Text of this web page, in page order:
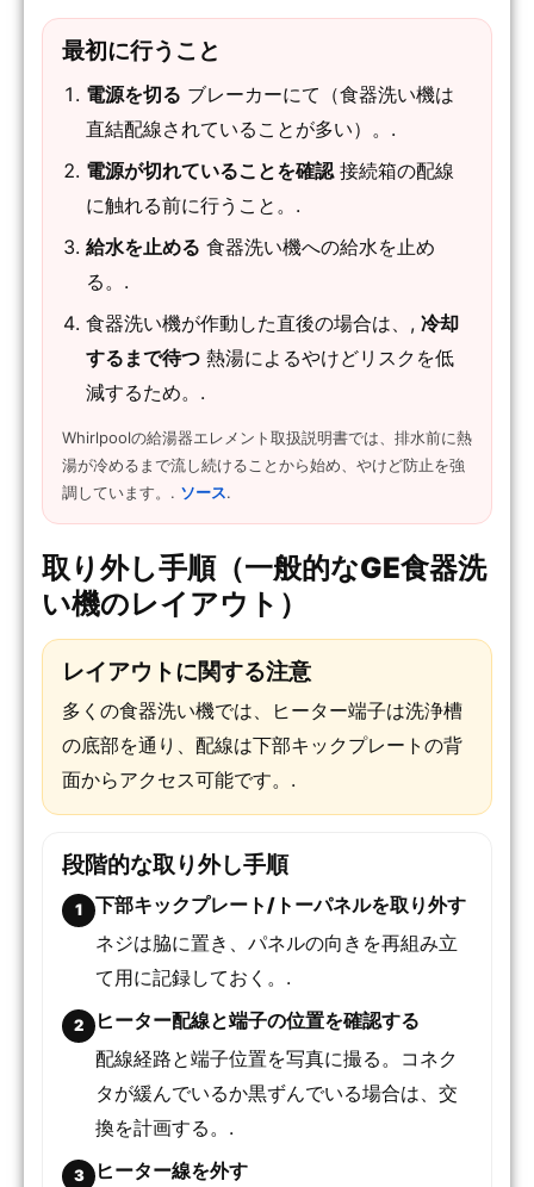
最初に行うこと
電源を切る ブレーカーにて（食器洗い機は
直結配線されていることが多い）。.
電源が切れていることを確認 接続箱の配線
に触れる前に行うこと。.
給水を止める 食器洗い機への給水を止め
る。.
食器洗い機が作動した直後の場合は、, 冷却
するまで待つ 熱湯によるやけどリスクを低
減するため。.
Whirlpoolの給湯器エレメント取扱説明書では、排水前に熱
湯が冷めるまで流し続けることから始め、やけど防止を強
調しています。. ソース.
取り外し手順（一般的なGE食器洗
い機のレイアウト）
レイアウトに関する注意
多くの食器洗い機では、ヒーター端子は洗浄槽
の底部を通り、配線は下部キックプレートの背
面からアクセス可能です。.
段階的な取り外し手順
1
下部キックプレート/トーパネルを取り外す
ネジは脇に置き、パネルの向きを再組み立
て用に記録しておく。.
2
ヒーター配線と端子の位置を確認する
配線経路と端子位置を写真に撮る。コネク
タが緩んでいるか黒ずんでいる場合は、交
換を計画する。.
3
ヒーター線を外す